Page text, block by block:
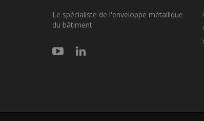
Le spécialiste de l'enveloppe métallique
du bâtiment